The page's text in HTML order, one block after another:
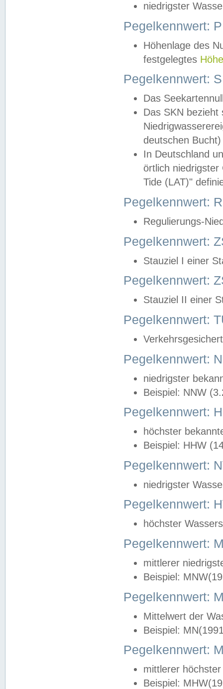
niedrigster
Pegelkennwert:
Höhenlage des
festgelegtes
Pegelkennwert:
Das
Das SKN
deutschen
In Deutschland
örtlich
Tide (LAT)"
Pegelkennwert:
Regulierungs-
Pegelkennwert:
Stauziel I einer
Pegelkennwert:
Stauziel II einer
Pegelkennwert:
Pegelkennwert:
niedrigster
Beispiel: NNW
Pegelkennwert:
höchster
Beispiel: HHW
Pegelkennwert:
niedrigster
Pegelkennwert:
höchster
Pegelkennwert:
mittlerer
Beispiel:
Pegelkennwert:
Mittelwert der
Beispiel:
Pegelkennwert:
mittlerer
Beispiel: